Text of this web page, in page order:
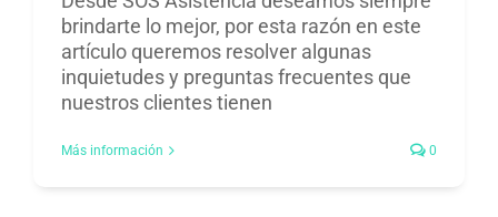
brindarte lo mejor, por esta razón en este
artículo queremos resolver algunas
inquietudes y preguntas frecuentes que
nuestros clientes tienen
Más información 0